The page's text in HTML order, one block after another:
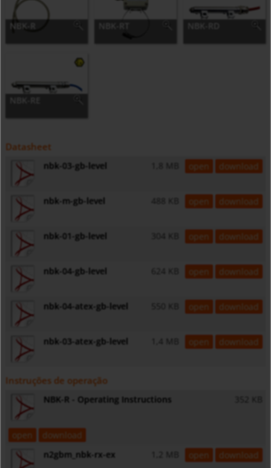
NBK-R NBK-RT NBK-RD
NBK-RE
Datasheet
nbk-03-gb-level open download
nbk-m-gb-level 488 KB open download
nbk-01-gb-level open download
nbk-04-gb-level 624 KB open download
nbk-04-atex-gb-level open download
nbk-03-atex-gb-level open download
Instruções de operação
NBK-R - Operating Instructions
open
download
n2gbm_nbk-rx-ex
open download